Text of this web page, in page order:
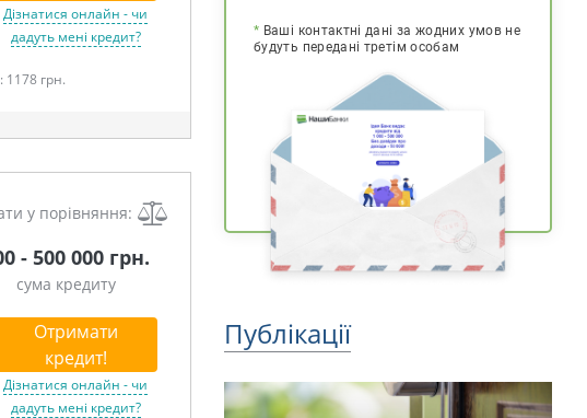
Дізнатися онлайн - чи
дадуть мені кредит?
1178 грн.
у порівняння:
- 500 000 грн.
сума кредиту
Отримати
кредит!
Дізнатися онлайн - чи
дадуть мені кредит?
* Ваші контактні дані за жодних умов не
будуть передані третім особам
Публікації